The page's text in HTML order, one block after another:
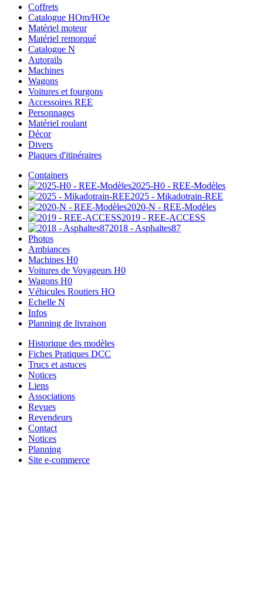
Coffrets
Catalogue HOm/HOe
Matériel moteur
Matériel remorqué
Catalogue N
Autorails
Machines
Wagons
Voitures et fourgons
Accessoires REE
Personnages
Matériel roulant
Décor
Divers
Plaques d'itinéraires
Containers
2025-H0 - REE-Modèles
2025 - Mikadotrain-REE
2020-N - REE-Modèles
2019 - REE-ACCESS
2018 - Asphaltes87
Photos
Ambiances
Machines H0
Voitures de Voyageurs H0
Wagons H0
Véhicules Routiers HO
Echelle N
Infos
Planning de livraison
Historique des modèles
Fiches Pratiques DCC
Trucs et astuces
Notices
Liens
Associations
Revues
Revendeurs
Contact
Notices
Planning
Site e-commerce